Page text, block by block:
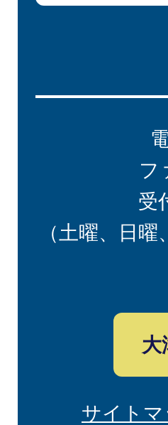
フ
受
（土曜、日
大
サイト